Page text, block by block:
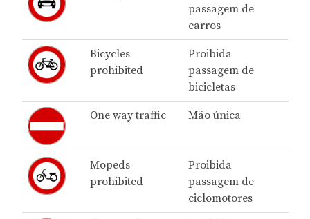
passagem de
carros
Bicycles
prohibited
Proibida
passagem de
bicicletas
One way traffic Mão única
Mopeds
prohibited
Proibida
passagem de
ciclomotores